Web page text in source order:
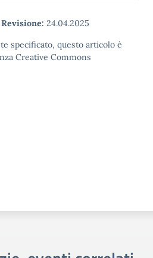
Revisione: 24.04.2025
specificato, questo articolo è
Creative Commons